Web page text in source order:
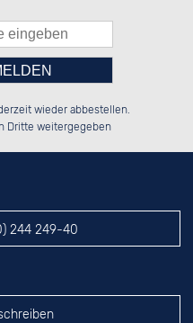
Bitte tragen Sie die Zahl in
nebenstehende Feld ein.
wieder abbestellen.
Dritte weitergegeben
244 249-40